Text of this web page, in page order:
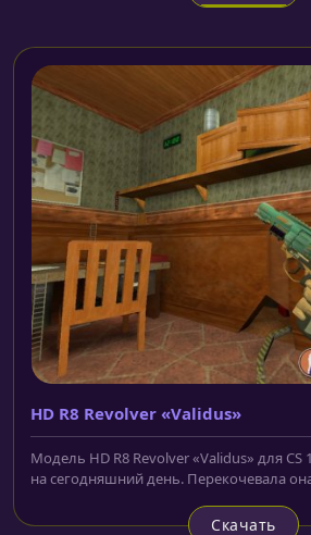
HD R8 Revolver «Validus»
Модель HD R8 Revolver «Validus» для CS
на сегодняшний день. Перекочевала
Скачать